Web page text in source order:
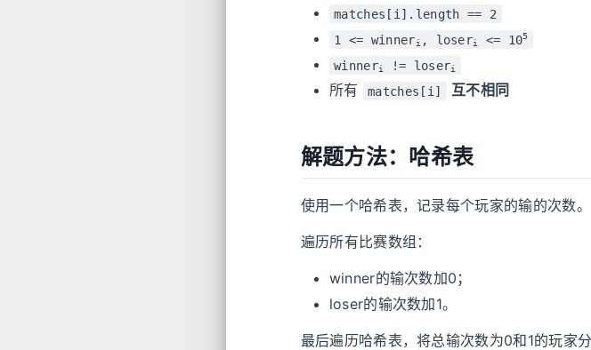
matches[i].length == 2
1 <= winneri , loseri <= 105
winneri != loseri
所有 matches[i] 互不相同
解题方法：哈希表
使用一个哈希表，记录每个玩家的输的次数。
遍历所有比赛数组：
winner的输次数加0；
loser的输次数加1。
最后遍历哈希表，将总输次数为0和1的玩家